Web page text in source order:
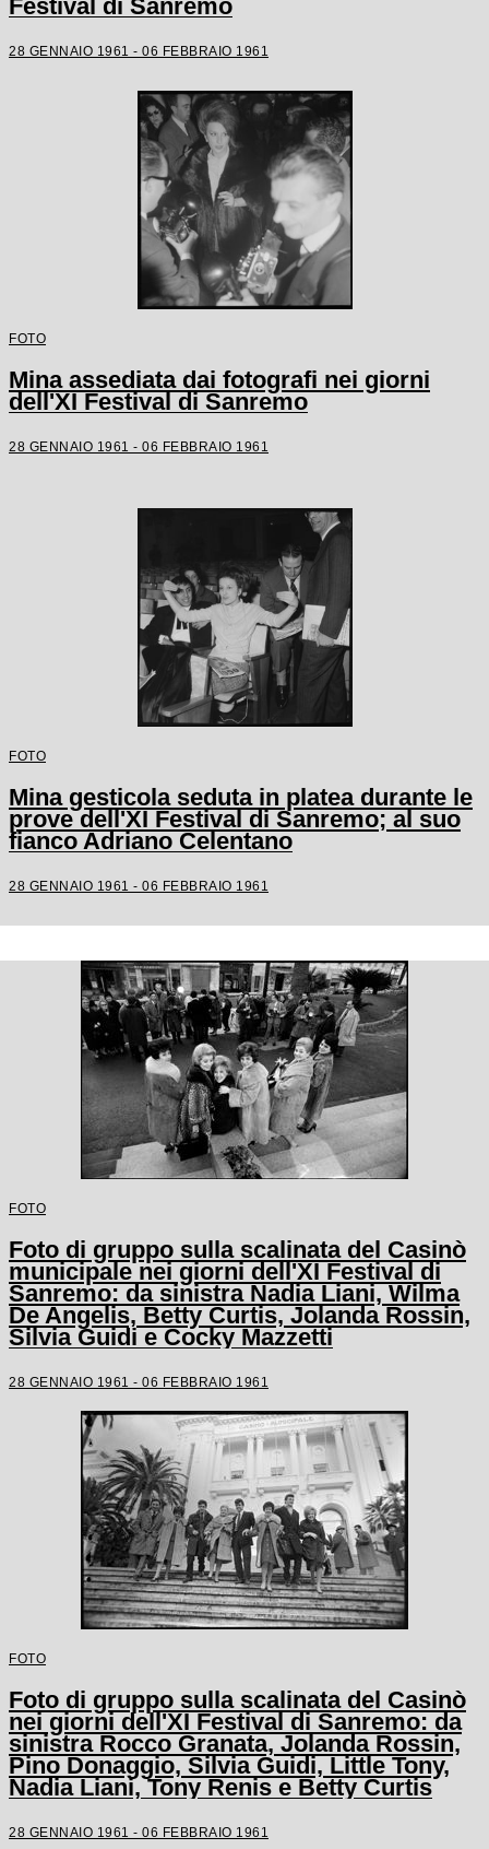
Festival di Sanremo
28 GENNAIO 1961 - 06 FEBBRAIO 1961
FOTO
Mina assediata dai fotografi nei giorni
dell'XI Festival di Sanremo
28 GENNAIO 1961 - 06 FEBBRAIO 1961
FOTO
Mina gesticola seduta in platea durante le
prove dell'XI Festival di Sanremo; al suo
fianco Adriano Celentano
28 GENNAIO 1961 - 06 FEBBRAIO 1961
FOTO
Foto di gruppo sulla scalinata del Casinò
municipale nei giorni dell'XI Festival di
Sanremo: da sinistra Nadia Liani, Wilma
De Angelis, Betty Curtis, Jolanda Rossin,
Silvia Guidi e Cocky Mazzetti
28 GENNAIO 1961 - 06 FEBBRAIO 1961
FOTO
Foto di gruppo sulla scalinata del Casinò
nei giorni dell'XI Festival di Sanremo: da
sinistra Rocco Granata, Jolanda Rossin,
Pino Donaggio, Silvia Guidi, Little Tony,
Nadia Liani, Tony Renis e Betty Curtis
28 GENNAIO 1961 - 06 FEBBRAIO 1961